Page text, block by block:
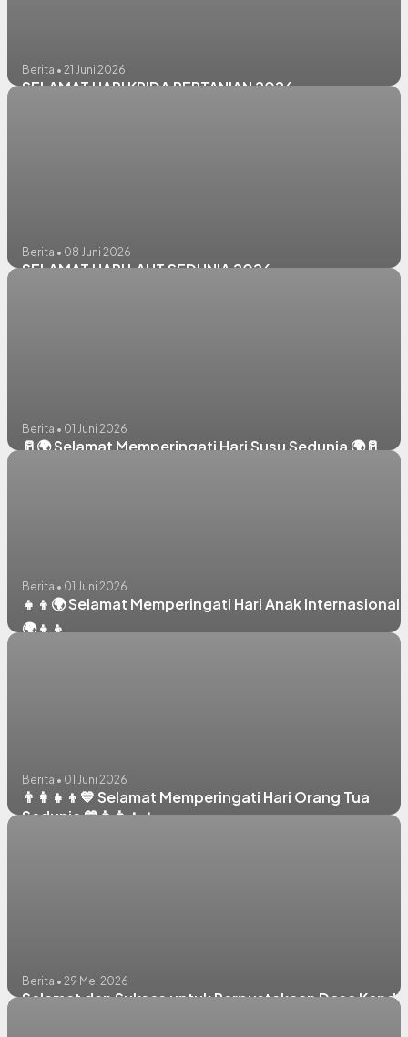
Berita • 21 Juni 2026
SELAMAT HARI KRIDA PERTANIAN 2026
Berita • 08 Juni 2026
SELAMAT HARI LAUT SEDUNIA 2026
Berita • 01 Juni 2026
🥛🌍 Selamat Memperingati Hari Susu Sedunia 🌍🥛
Berita • 01 Juni 2026
👧👦🌍 Selamat Memperingati Hari Anak Internasional
🌍👧👦
Berita • 01 Juni 2026
👨‍👩‍👧‍👦💙 Selamat Memperingati Hari Orang Tua
Sedunia 💙👨‍👩‍👧‍👦
Berita • 29 Mei 2026
Selamat dan Sukses untuk Perpustakaan Desa Kendal